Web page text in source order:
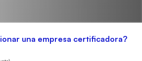
una empresa certificadora?